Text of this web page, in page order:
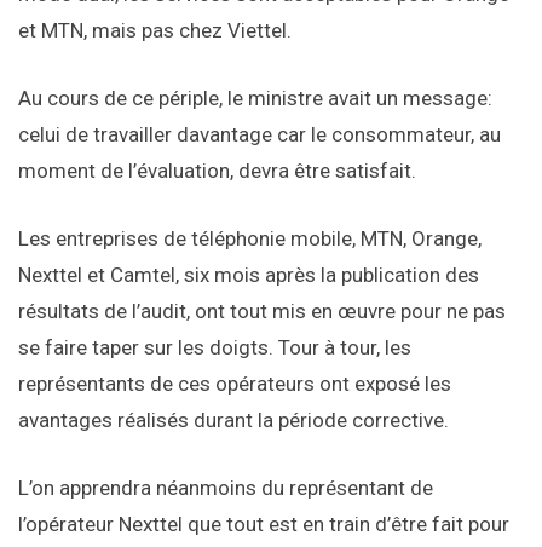
et MTN, mais pas chez Viettel.
Au cours de ce périple, le ministre avait un message:
celui de travailler davantage car le consommateur, au
moment de l’évaluation, devra être satisfait.
Les entreprises de téléphonie mobile, MTN, Orange,
Nexttel et Camtel, six mois après la publication des
résultats de l’audit, ont tout mis en œuvre pour ne pas
se faire taper sur les doigts. Tour à tour, les
représentants de ces opérateurs ont exposé les
avantages réalisés durant la période corrective.
L’on apprendra néanmoins du représentant de
l’opérateur Nexttel que tout est en train d’être fait pour